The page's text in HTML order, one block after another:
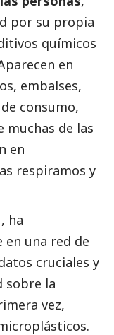
por su propia
químicos
en
embalses,
consumo,
muchas de las
en
respiramos y
ha
una red de
cruciales y
sobre la
vez,